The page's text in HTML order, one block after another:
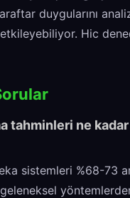
duygularını
Hic
tahminleri ne kadar
sistemleri %68-73